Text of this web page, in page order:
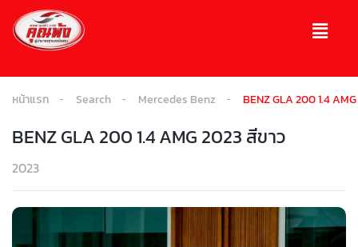
หน้าแรก Search Mercedes Benz BENZ GLA 200 1.4
BENZ GLA 200 1.4 AMG 2023 สีขาว
2023